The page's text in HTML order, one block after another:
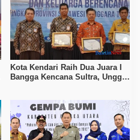
Kota Kendari Raih Dua Juara I
Bangga Kencana Sultra, Unggul